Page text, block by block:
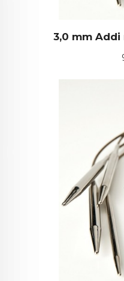
3,0 mm